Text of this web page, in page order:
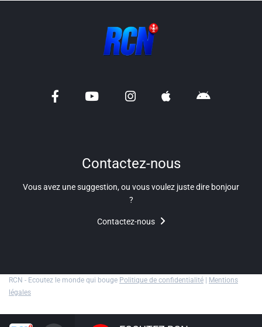
Shabbat Project
Département des Alpes Maritimes
Contactez-nous
Vous avez une suggestion, ou vous voulez juste dire bonjour
?
Contactez-nous
RCN - Ecoutez le monde qui bouge Politique de confidentialité | Mentions
légales